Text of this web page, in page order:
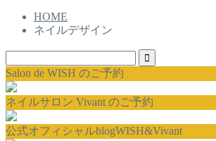
HOME
ネイルデザイン
Salon de WISH のご予約
ネイルサロン Vivant のご予約
公式オフィシャルblogWISH&Vivant